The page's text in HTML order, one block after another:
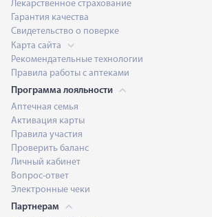
Лекарственное страхование
Гарантия качества
Свидетельство о поверке
Карта сайта
Рекомендательные технологии
Правила работы с аптеками
Программа лояльности
Аптечная семья
Активация карты
Правила участия
Проверить баланс
Личный кабинет
Вопрос-ответ
Электронные чеки
Партнерам